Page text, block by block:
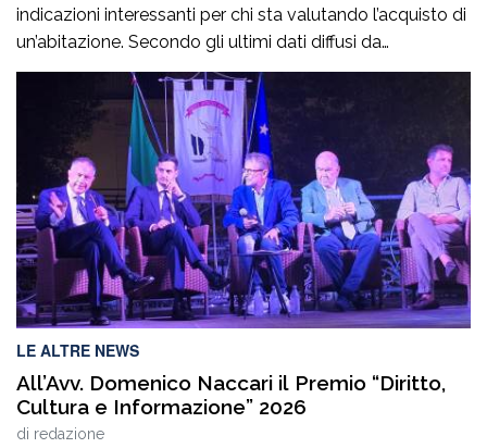
indicazioni interessanti per chi sta valutando l’acquisto di
un’abitazione. Secondo gli ultimi dati diffusi da
Immobiliare.it, a giugno 2026 il prezzo medio richiesto
per gli immobili residenziali in Calabria si attesta intorno
ai 961 euro al metro quadrato, confermando valori tra i
più contenuti a livello nazionale. Per chi […]
LE ALTRE NEWS
All’Avv. Domenico Naccari il Premio “Diritto,
Cultura e Informazione” 2026
di redazione